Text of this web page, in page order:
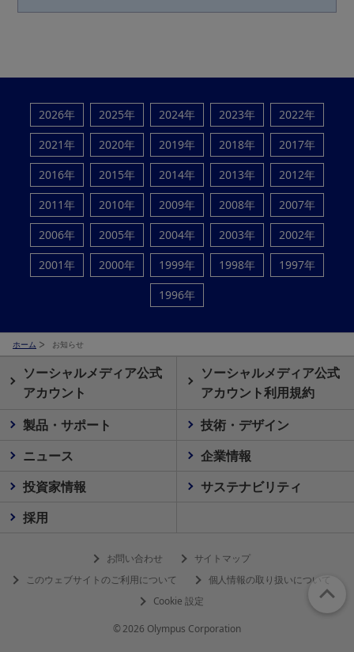
2026年 2025年 2024年 2023年
2022年
2021年
2020年 2019年 2018年
2017年
2016年
2015年 2014年 2013年
2012年
2011年
2010年 2009年 2008年
2007年
2006年
2005年 2004年 2003年
2002年
2001年
2000年 1999年 1998年
1997年
1996年
ホーム お知らせ
ソーシャルメディア公式
アカウント
ソーシャルメディア公式
アカウント利用規約
製品・サポート
技術・デザイン
ニュース
企業情報
投資家情報
サステナビリティ
採用
お問い合わせ
サイトマップ
このウェブサイトのご利用について
個人情報の取り扱いについて
Cookie 設定
© 2026 Olympus Corporation